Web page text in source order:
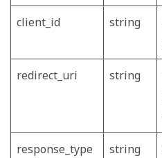
client_id string
redirect_uri string
response_type string